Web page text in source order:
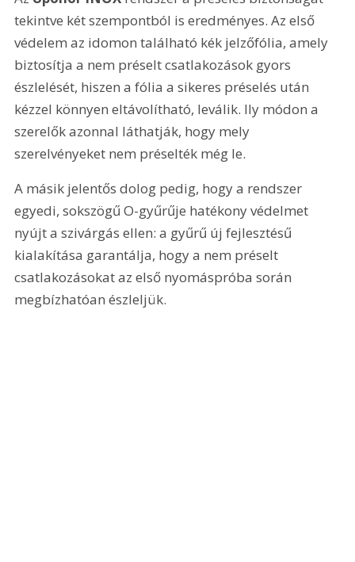
tekintve két szempontból is eredményes. Az első
védelem az idomon található kék jelzőfólia, amely
biztosítja a nem préselt csatlakozások gyors
észlelését, hiszen a fólia a sikeres préselés után
kézzel könnyen eltávolítható, leválik. Ily módon a
szerelők azonnal láthatják, hogy mely
szerelvényeket nem préselték még le.
A másik jelentős dolog pedig, hogy a rendszer
egyedi, sokszögű O-gyűrűje hatékony védelmet
nyújt a szivárgás ellen: a gyűrű új fejlesztésű
kialakítása garantálja, hogy a nem préselt
csatlakozásokat az első nyomáspróba során
megbízhatóan észleljük.